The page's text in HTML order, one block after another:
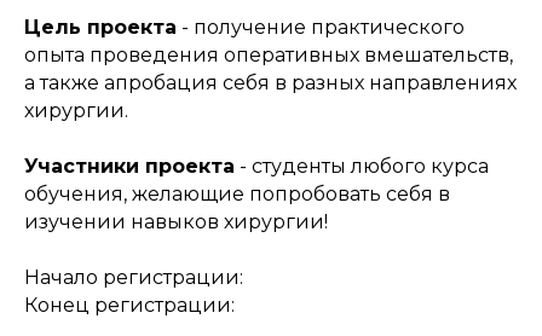
Цель проекта - получение практического
опыта проведения оперативных вмешательств,
а также апробация себя в разных направлениях
хирургии.
Участники проекта - студенты любого курса
обучения, желающие попробовать себя в
изучении навыков хирургии!
Начало регистрации:
Конец регистрации: